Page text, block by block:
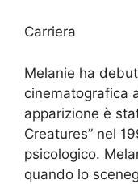
Carriera
Melanie ha
cinematografica
apparizione è
Creatures” nel
psicologico.
quando lo